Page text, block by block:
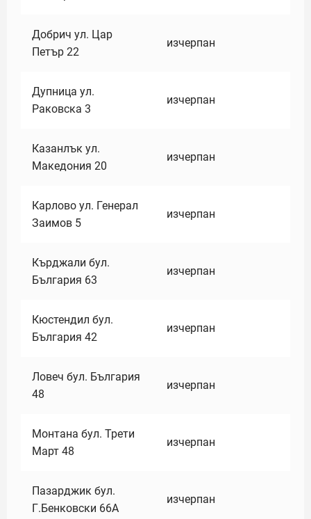
Добрич ул. Цар
Петър 22
изчерпан
Дупница ул.
Раковска 3
изчерпан
Казанлък ул.
Македония 20
изчерпан
Карлово ул. Генерал
Заимов 5
изчерпан
Кърджали бул.
България 63
изчерпан
Кюстендил бул.
България 42
изчерпан
Ловеч бул. България
48
изчерпан
Монтана бул. Трети
Март 48
изчерпан
Пазарджик бул.
Г.Бенковски 66А
изчерпан